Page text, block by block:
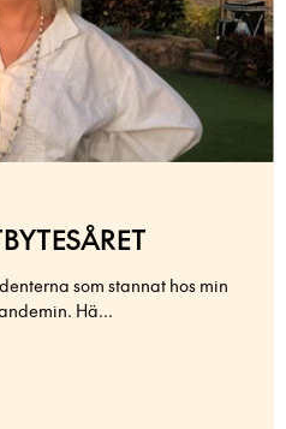
som stannat hos min
Hä...